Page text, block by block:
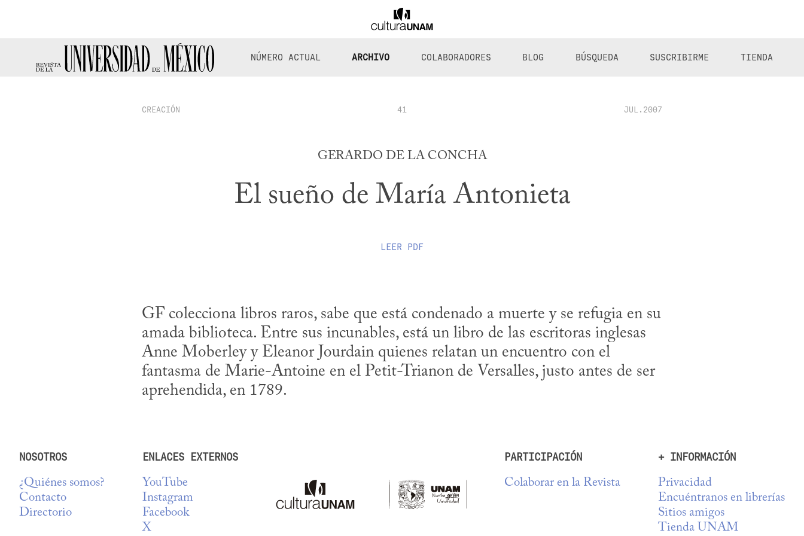
NÚMERO ACTUAL ARCHIVO COLABORADORES BLOG BÚSQUEDA SUSCRIBIRME TIENDA
CREACIÓN 41 JUL.2007
GERARDO DE LA CONCHA
El sueño de María Antonieta
LEER PDF
GF colecciona libros raros, sabe que está condenado a muerte y se refugia en su
amada biblioteca. Entre sus incunables, está un libro de las escritoras inglesas
Anne Moberley y Eleanor Jourdain quienes relatan un encuentro con el
fantasma de Marie-Antoine en el Petit-Trianon de Versalles, justo antes de ser
aprehendida, en 1789.
NOSOTROS
¿Quiénes somos?
Contacto
Directorio
ENLACES EXTERNOS
YouTube
Instagram
Facebook
X
PARTICIPACIÓN
Colaborar en la Revista
+ INFORMACIÓN
Privacidad
Encuéntranos en librerías
Sitios amigos
Tienda UNAM